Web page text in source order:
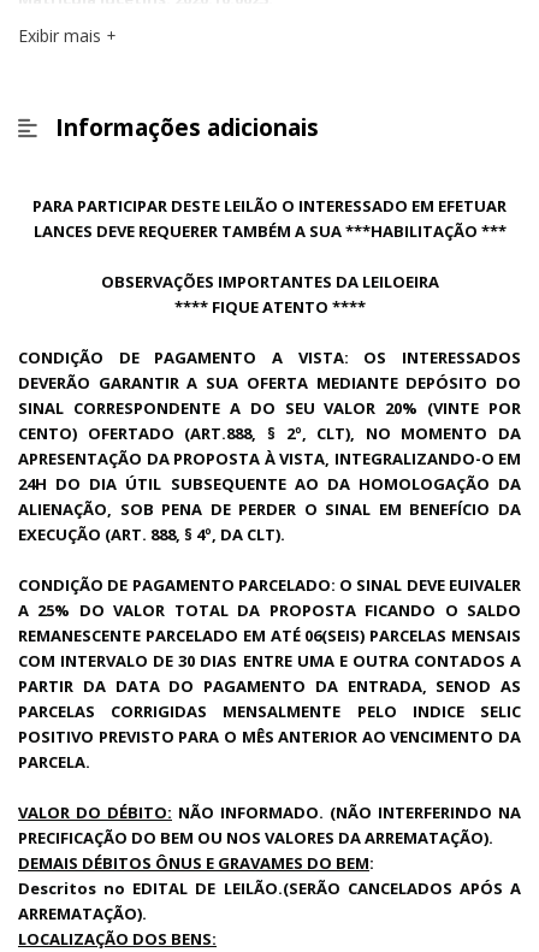
Exibir mais
Informações adicionais
PARA PARTICIPAR DESTE LEILÃO O INTERESSADO EM EFETUAR
LANCES DEVE REQUERER TAMBÉM A SUA ***HABILITAÇÃO ***
OBSERVAÇÕES IMPORTANTES DA LEILOEIRA
**** FIQUE ATENTO ****
CONDIÇÃO DE PAGAMENTO A VISTA: OS INTERESSADOS
DEVERÃO GARANTIR A SUA OFERTA MEDIANTE DEPÓSITO DO
SINAL CORRESPONDENTE A DO SEU VALOR 20% (VINTE POR
CENTO) OFERTADO (ART.888, § 2º, CLT), NO MOMENTO DA
APRESENTAÇÃO DA PROPOSTA À VISTA, INTEGRALIZANDO-O EM
24H DO DIA ÚTIL SUBSEQUENTE AO DA HOMOLOGAÇÃO DA
ALIENAÇÃO, SOB PENA DE PERDER O SINAL EM BENEFÍCIO DA
EXECUÇÃO (ART. 888, § 4º, DA CLT).
CONDIÇÃO DE PAGAMENTO PARCELADO: O SINAL DEVE EUIVALER
A 25% DO VALOR TOTAL DA PROPOSTA FICANDO O SALDO
REMANESCENTE PARCELADO EM ATÉ 06(SEIS) PARCELAS MENSAIS
COM INTERVALO DE 30 DIAS ENTRE UMA E OUTRA CONTADOS A
PARTIR DA DATA DO PAGAMENTO DA ENTRADA, SENOD AS
PARCELAS CORRIGIDAS MENSALMENTE PELO INDICE SELIC
POSITIVO PREVISTO PARA O MÊS ANTERIOR AO VENCIMENTO DA
PARCELA.
VALOR DO DÉBITO: NÃO INFORMADO. (NÃO INTERFERINDO NA
PRECIFICAÇÃO DO BEM OU NOS VALORES DA ARREMATAÇÃO).
DEMAIS DÉBITOS ÔNUS E GRAVAMES DO BEM:
Descritos no EDITAL DE LEILÃO.(SERÃO CANCELADOS APÓS A
ARREMATAÇÃO).
LOCALIZAÇÃO DOS BENS: